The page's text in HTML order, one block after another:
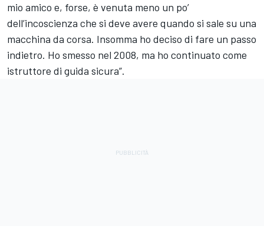
mio amico e, forse, è venuta meno un po’
dell’incoscienza che si deve avere quando si sale su una
macchina da corsa. Insomma ho deciso di fare un passo
indietro. Ho smesso nel 2008, ma ho continuato come
istruttore di guida sicura”.